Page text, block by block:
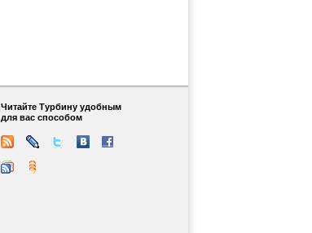
Читайте Турбину удобным
для вас способом